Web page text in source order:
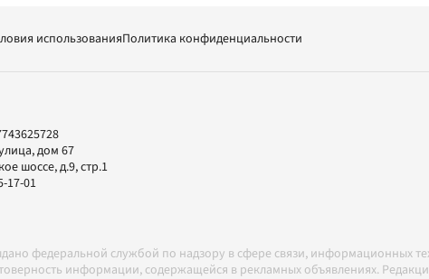
использованияПолитика конфиденциальности
дом 67
шоссе, д.9, стр.1
17-01
федеральной службой по надзору в сфере связи, информационных
информации, содержащейся в рекламных объявлениях.